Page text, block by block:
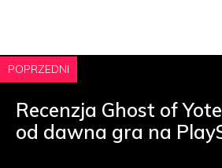
POPRZEDNI
Recenzja Ghost of
od dawna gra na